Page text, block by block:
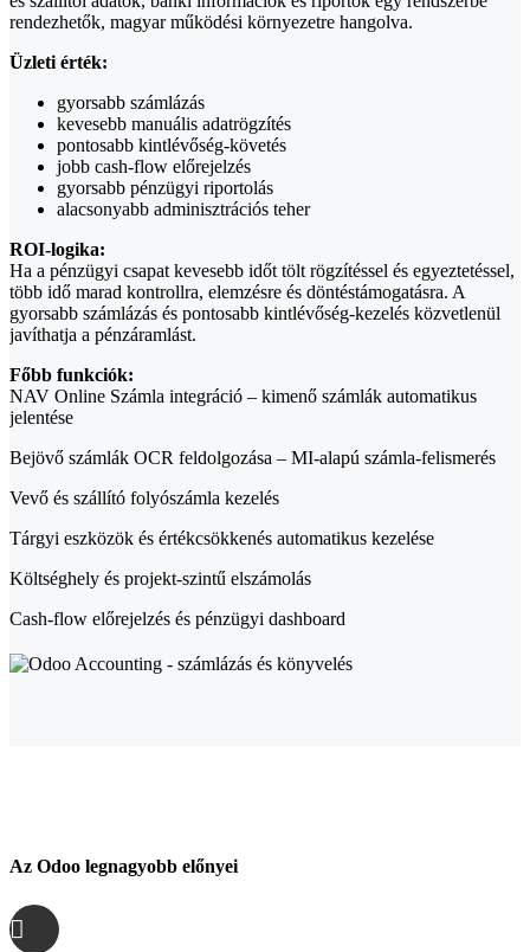
rendezhetők, magyar működési környezetre hangolva.
Üzleti érték:
gyorsabb számlázás
kevesebb manuális adatrögzítés
pontosabb kintlévőség-követés
jobb cash-flow előrejelzés
gyorsabb pénzügyi riportolás
alacsonyabb adminisztrációs teher
ROI-logika:
Ha a pénzügyi csapat kevesebb időt tölt rögzítéssel és egyeztetéssel,
több idő marad kontrollra, elemzésre és döntéstámogatásra. A
gyorsabb számlázás és pontosabb kintlévőség-kezelés közvetlenül
javíthatja a pénzáramlást.
Főbb funkciók:
NAV Online Számla integráció – kimenő számlák automatikus
jelentése
Bejövő számlák OCR feldolgozása – MI-alapú számla-felismerés
Vevő és szállító folyószámla kezelés
Tárgyi eszközök és értékcsökkenés automatikus kezelése
Költséghely és projekt-szintű elszámolás
Cash-flow előrejelzés és pénzügyi dashboard
Az Odoo legnagyobb előnyei